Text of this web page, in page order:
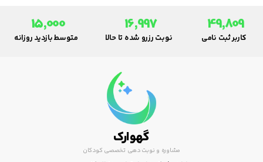
49,809
کاربر ثبت نامی
16,997
نوبت رزرو شده تا حالا
15,000
متوسط بازدید روزانه
گهوارک
مشاوره و نوبت دهی تخصصی کودکان